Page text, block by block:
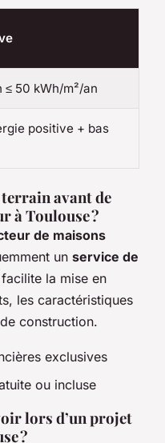
≤ 50 kWh/m²/an
positive + bas
avant de
à Toulouse ?
de maisons
un service de
la mise en
les caractéristiques
construction.
exclusives
ou incluse
lors d’un projet
?